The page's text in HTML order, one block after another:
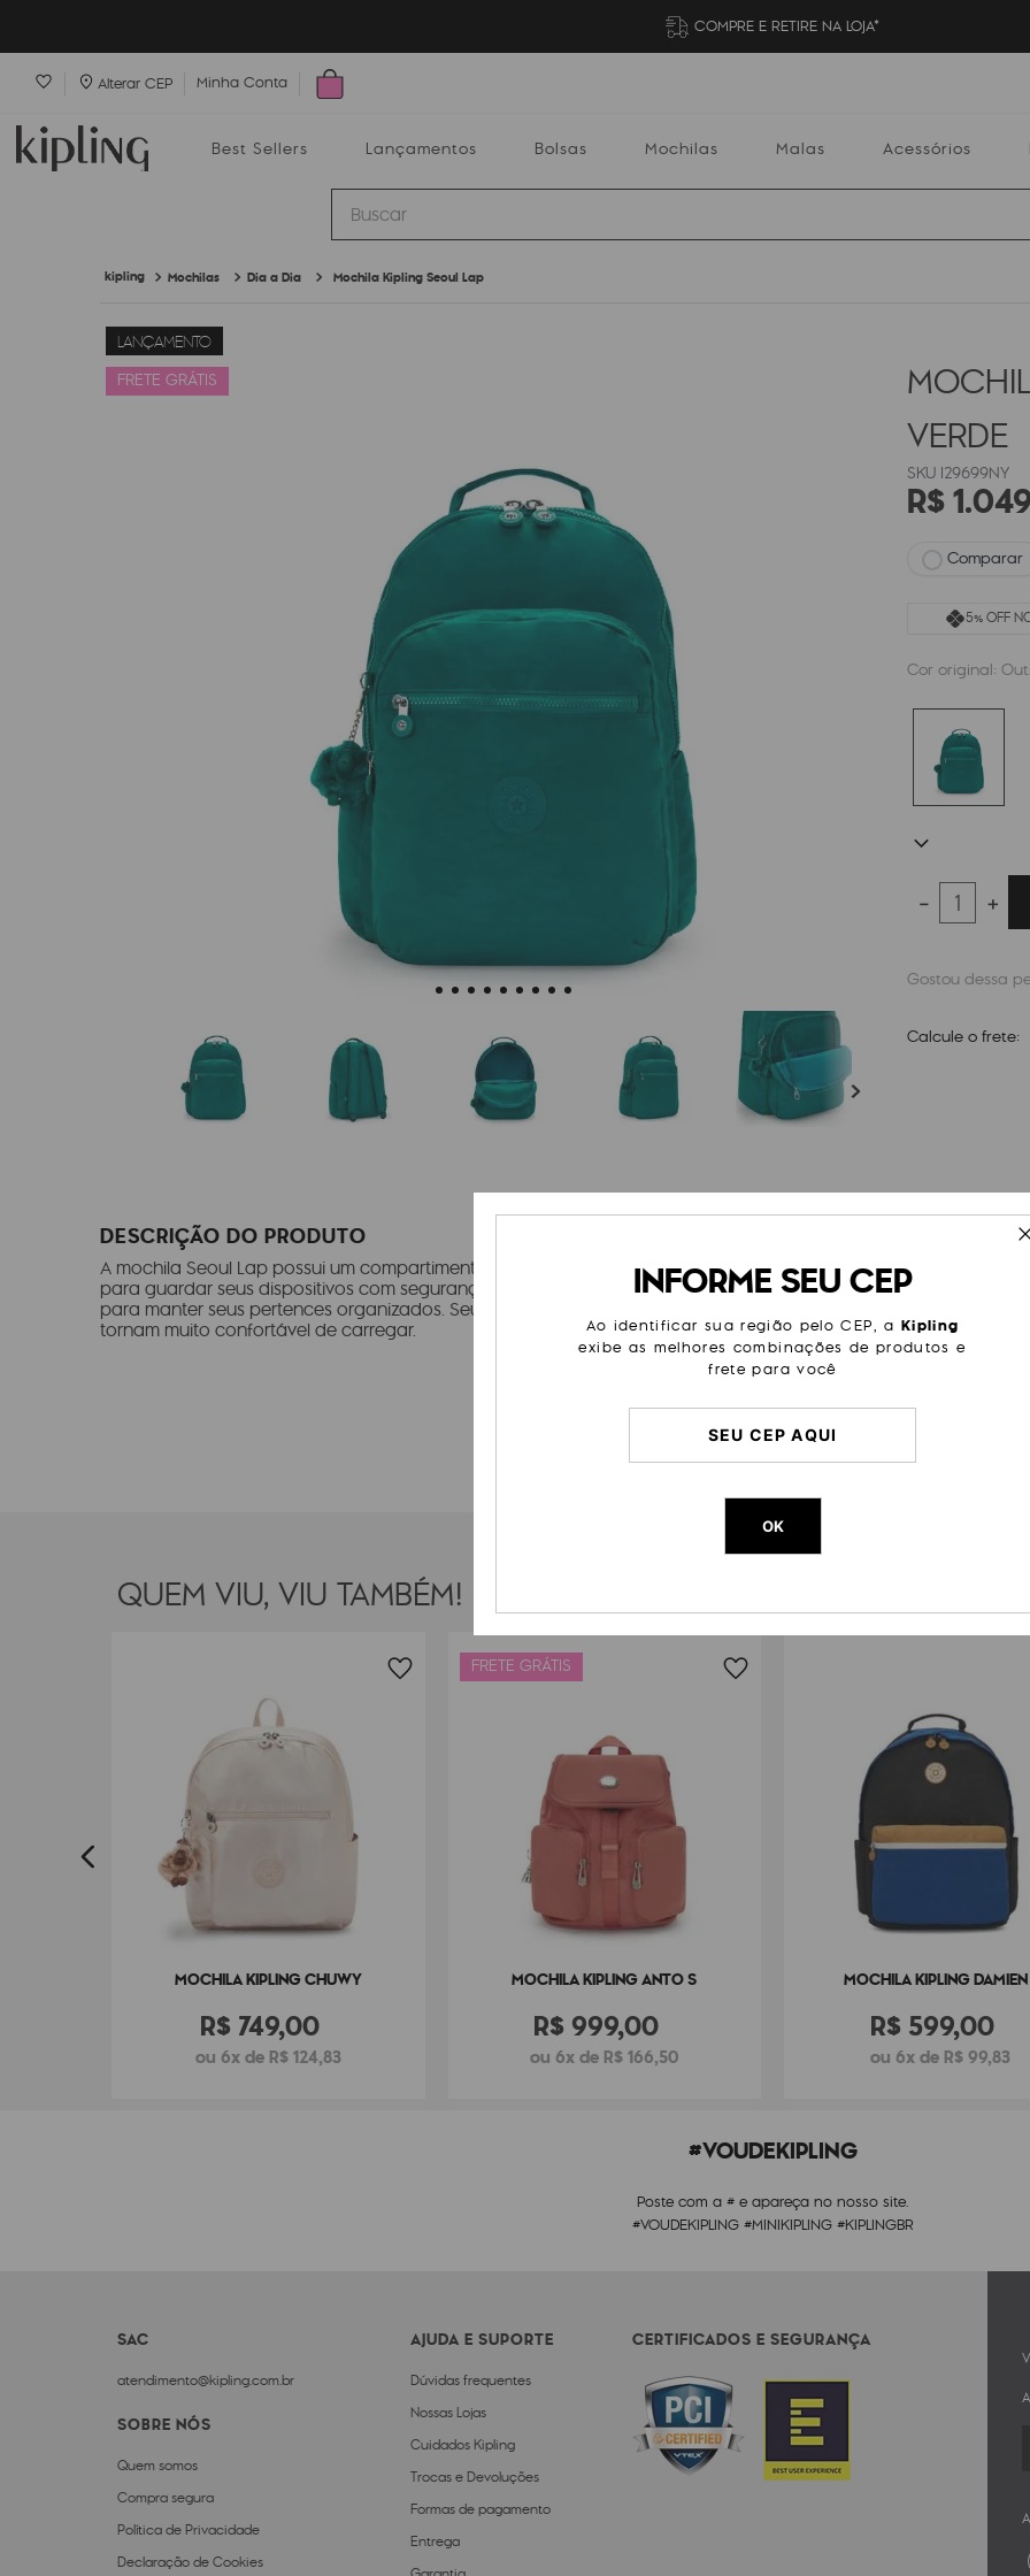
COMPRE E RETIRE NA LOJA*
Alterar CEP Minha Conta
Best Sellers Lançamentos Bolsas Mochilas Malas Acessórios
Buscar
Mochilas Dia a Dia Mochila Kipling Seoul Lap
LANÇAMENTO
FRETE GRÁTIS
VERDE
I29699NY
R$1.049
Comparar
5% OFF
Cor original:
＋
－
Calcule o frete:
DESCRIÇÃO DO PRODUTO
A mochila Seoul Lap possui um compartimento para laptop de 15 polegadas
para guardar seus dispositivos com segurança, além de diversos bolsos práticos
para manter seus pertences organizados. Seu design leve e alças ajustáveis ??a
tornam muito confortável de carregar.
Tamanho
Cor
Sub Categoria
Cor Original
QUEM VIU, VIU TAMBÉM!
MOCHILA KIPLING CHUWY
R$ 749,00
ou 6x de R$ 124,83
FRETE GRÁTIS
MOCHILA KIPLING ANTO S
R$ 999,00
ou 6x de R$ 166,50
MOCHILA KIPLING DAMIEN
R$ 599,00
ou 6x de R$ 99,83
#VOUDEKIPLING
Poste com a # e apareça no nosso site.
#VOUDEKIPLING #MINIKIPLING #KIPLINGBR
SAC
atendimento@kipling.com.br
SOBRE NÓS
Quem somos
Compra segura
Política de Privacidade
Declaração de Cookies
AJUDA E SUPORTE
Dúvidas frequentes
Nossas Lojas
Cuidados Kipling
Trocas e Devoluções
Formas de pagamento
Entrega
CERTIFICADOS E SEGURANÇA
INFORME SEU CEP
Ao identificar sua região pelo CEP, a Kipling
exibe as melhores combinações de produtos e
frete para você
OK